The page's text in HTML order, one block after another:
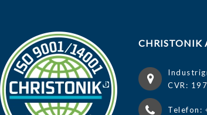
CHRISTONIK
CVR:
Telefon: